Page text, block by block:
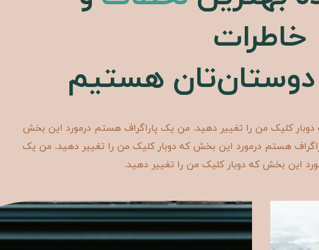
خاطرات
دوستان‌تان هستیم
کلیک من را تغییر دهید. من یک پاراگراف هستم درمورد این بخش
هستم درمورد این بخش که دوبار کلیک من را تغییر دهید. من یک
این بخش که دوبار کلیک من را تغییر دهید.